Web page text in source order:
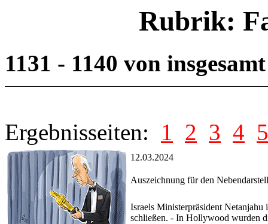
Rubrik:
1131 - 1140 von
Ergebnisseiten: 1 2 3 4 5
12.03.2024
Auszeichnung für den
Israels Ministerpräsident
schließen. - In Hollywood wurden